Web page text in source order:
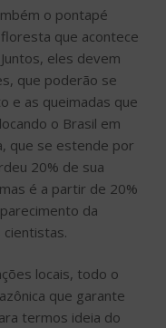
o pontapé
que acontece
eles devem
que poderão se
e as queimadas que
o Brasil em
que se estende por
20% de sua
é a partir de 20%
da
locais, todo o
que garante
termos ideia do